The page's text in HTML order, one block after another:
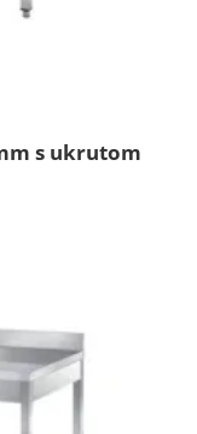
s ukrutom